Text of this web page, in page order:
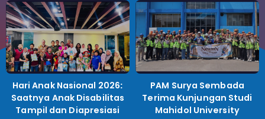
Hari Anak Nasional 2026:
Saatnya Anak Disabilitas
Tampil dan Diapresiasi
PAM Surya Sembada
Terima Kunjungan Studi
Mahidol University